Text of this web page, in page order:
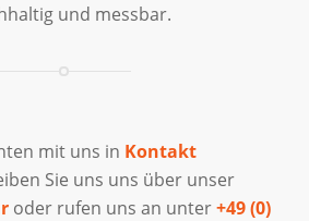
und messbar.
mit uns in Kontakt
Sie uns uns über unser
oder rufen uns an unter+49 (0)